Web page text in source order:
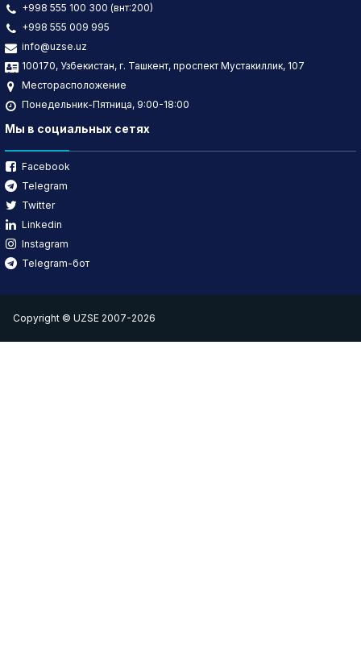
+998 555 100 300 (внт:200)
+998 555 009 995
info@uzse.uz
100170, Узбекистан, г. Ташкент, проспект Мустакиллик, 107
Месторасположение
Понедельник-Пятница, 9:00-18:00
Мы в социальных сетях
Facebook
Telegram
Twitter
Linkedin
Instagram
Telegram-бот
Copyright © UZSE 2007-2026